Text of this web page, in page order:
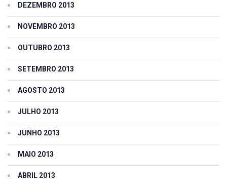
DEZEMBRO 2013
NOVEMBRO 2013
OUTUBRO 2013
SETEMBRO 2013
AGOSTO 2013
JULHO 2013
JUNHO 2013
MAIO 2013
ABRIL 2013